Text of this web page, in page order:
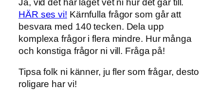
Ja, vid det här laget vet ni hur det går till.
HÄR ses vi! Kärnfulla frågor som går att
besvara med 140 tecken. Dela upp
komplexa frågor i flera mindre. Hur många
och konstiga frågor ni vill. Fråga på!
Tipsa folk ni känner, ju fler som frågar, desto
roligare har vi!